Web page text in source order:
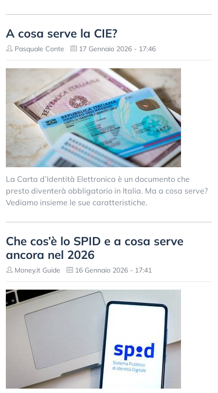
A cosa serve la CIE?
Pasquale Conte 17 Gennaio 2026 - 17:46
La Carta d’Identità Elettronica è un documento che
presto diventerà obbligatorio in Italia. Ma a cosa serve?
Vediamo insieme le sue caratteristiche.
Che cos’è lo SPID e a cosa serve
ancora nel 2026
Money.it Guide 16 Gennaio 2026 - 17:41